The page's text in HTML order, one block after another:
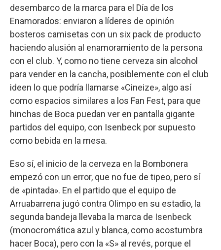
desembarco de la marca para el Día de los
Enamorados: enviaron a líderes de opinión
bosteros camisetas con un six pack de producto
haciendo alusión al enamoramiento de la persona
con el club. Y, como no tiene cerveza sin alcohol
para vender en la cancha, posiblemente con el club
ideen lo que podría llamarse «Cineize», algo así
como espacios similares a los Fan Fest, para que
hinchas de Boca puedan ver en pantalla gigante
partidos del equipo, con Isenbeck por supuesto
como bebida en la mesa.
Eso sí, el inicio de la cerveza en la Bombonera
empezó con un error, que no fue de tipeo, pero sí
de «pintada». En el partido que el equipo de
Arruabarrena jugó contra Olimpo en su estadio, la
segunda bandeja llevaba la marca de Isenbeck
(monocromática azul y blanca, como acostumbra
hacer Boca), pero con la «S» al revés, porque el